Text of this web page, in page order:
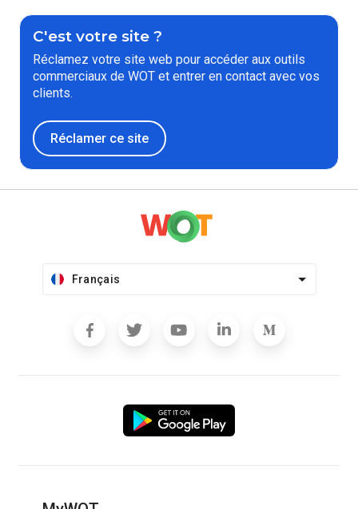
C'est votre site ?
Réclamez votre site web pour accéder aux outils
commerciaux de WOT et entrer en contact avec vos
clients.
Réclamer ce site
Français